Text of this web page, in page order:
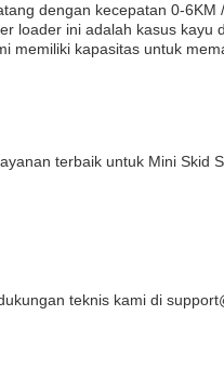
dengan kecepatan 0-
loader ini adalah kasus
memiliki kapasitas untuk
terbaik untuk Mini Skid
teknis kami di